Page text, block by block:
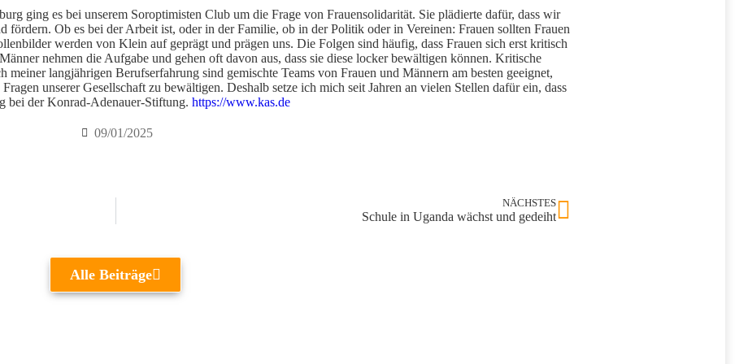
ging es bei unserem Soroptimisten Club um die Frage von Frauensolidarität. Sie plädierte dafür, dass wir
fördern. Ob es bei der Arbeit ist, oder in der Familie, ob in der Politik oder in Vereinen: Frauen sollten Frauen
werden von Klein auf geprägt und prägen uns. Die Folgen sind häufig, dass Frauen sich erst kritisch
nehmen die Aufgabe und gehen oft davon aus, dass sie diese locker bewältigen können. Kritische
langjährigen Berufserfahrung sind gemischte Teams von Frauen und Männern am besten geeignet,
unserer Gesellschaft zu bewältigen. Deshalb setze ich mich seit Jahren an vielen Stellen dafür ein, dass
bei der Konrad-Adenauer-Stiftung. https://www.kas.de
09/01/2025
NÄCHSTES
Schule in Uganda wächst und gedeiht
Alle Beiträge